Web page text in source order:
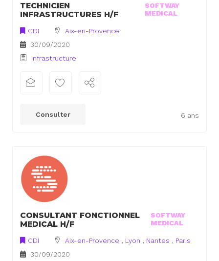
TECHNICIEN
INFRASTRUCTURES H/F
SOFTWAY
MEDICAL
CDI
Aix-en-Provence
30/09/2020
Infrastructure
6 ans
Consulter
CONSULTANT FONCTIONNEL
MEDICAL H/F
SOFTWAY
MEDICAL
CDI Aix-en-Provence , Lyon , Nantes , Paris
30/09/2020